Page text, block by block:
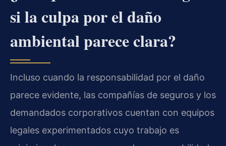
si la culpa por el daño
ambiental parece clara?
Incluso cuando la responsabilidad por el daño
parece evidente, las compañías de seguros y los
demandados corporativos cuentan con equipos
legales experimentados cuyo trabajo es